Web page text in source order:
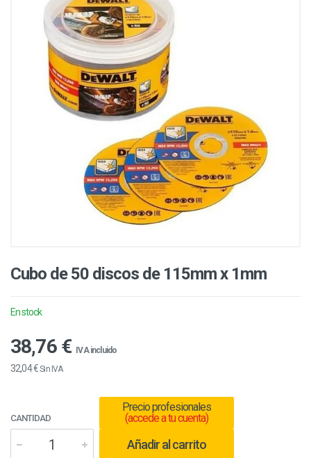
Cubo de 50 discos de 115mm x 1mm
En stock
38,76 € IVA incluido
32,04 €Sin IVA
CANTIDAD
Precio profesionales
(accede a tu cuenta)
Añadir al carrito